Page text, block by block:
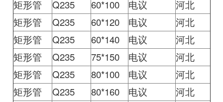
矩形管
Q235 60*100 电议
河北
矩形管
Q235 60*120 电议
河北
矩形管
Q235 60*140 电议
河北
矩形管
Q235 75*150 电议
河北
矩形管
Q235 80*100 电议
河北
矩形管
Q235 80*160 电议
河北